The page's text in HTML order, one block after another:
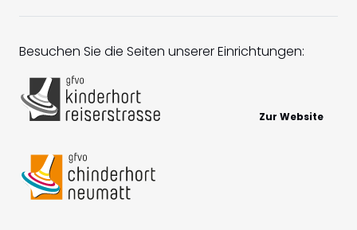
Besuchen Sie die Seiten unserer Einrichtungen:
Zur Website